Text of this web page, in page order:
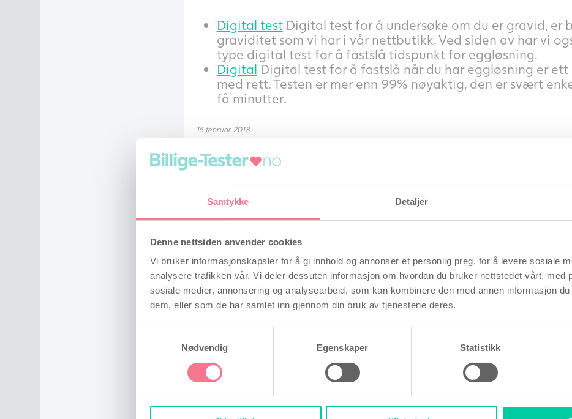
Samtykke Detaljer
Denne nettsiden anvender cookies
Vi bruker informasjonskapsler for å gi innhold og annonser et personlig preg, for å levere sosiale
analysere trafikken vår. Vi deler dessuten informasjon om hvordan du bruker nettstedet vårt, med
sosiale medier, annonsering og analysearbeid, som kan kombinere den med annen informasjon
dem, eller som de har samlet inn gjennom din bruk av tjenestene deres.
Nødvendig
Egenskaper Statistikk
Digital testDigital test for å undersøke om du er gravid,
graviditet som vi har i vår nettbutikk. Ved siden av har vi
type digital test for å fastslå tidspunkt for eggløsning.
Digital Digital test for å fastslå når du har eggløsning er
med rett. Testen er mer enn 99% nøyaktig, den er svært
få minutter.
15 februar 2018
Relaterede artikler
Kan du merke når du får eggløsning?
Forfatter , 9 november 2018
Hvis du prøver å bli gravid kan det være en fordel
å kjenne til tidspunktet for eggløsningen din, siden
En rask